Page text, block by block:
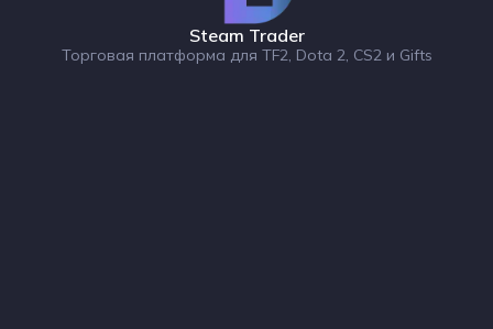
Steam Trader
Торговая платформа для TF2, Dota 2, CS2 и Gifts